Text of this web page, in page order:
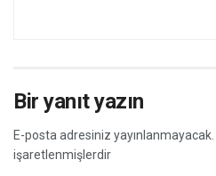
Bir yanıt yazın
E-posta adresiniz yayınlanmayacak.
işaretlenmişlerdir